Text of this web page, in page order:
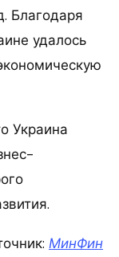
Благодаря
удалось
Украина
МинФин